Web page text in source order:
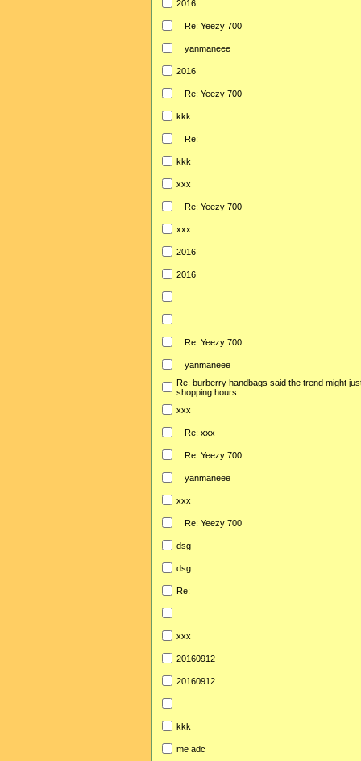
2016
Re: Yeezy 700
yanmaneee
2016
Re: Yeezy 700
kkk
Re:
kkk
xxx
Re: Yeezy 700
xxx
2016
2016
Re: Yeezy 700
yanmaneee
Re: burberry handbags said the trend might
shopping hours
xxx
Re: xxx
Re: Yeezy 700
yanmaneee
xxx
Re: Yeezy 700
dsg
dsg
Re:
xxx
20160912
20160912
kkk
me adc